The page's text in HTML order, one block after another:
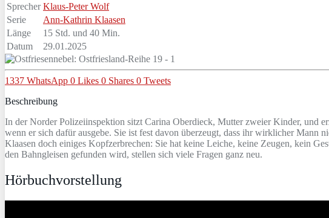
Sprecher Klaus-Peter Wolf
Serie
Ann-Kathrin Klaasen
Länge
15 Std. und 40 Min.
Datum
29.01.2025
1337 WhatsApp 0 Likes 0 Shares 0 Tweets
Beschreibung
In der Norder Polizeiinspektion sitzt Carina Oberdieck, Mutter zweier Kinder, und
wenn er sich dafür ausgebe. Sie ist fest davon überzeugt, dass ihr wirklicher
Klaasen doch einiges Kopfzerbrechen: Sie hat keine Leiche, keine Zeugen, kein
den Bahngleisen gefunden wird, stellen sich viele Fragen ganz neu.
Hörbuchvorstellung